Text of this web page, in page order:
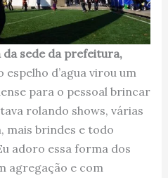
sede da prefeitura,
espelho d’agua virou um
para o pessoal brincar
rolando shows, várias
mais brindes e todo
adoro essa forma dos
agregação e com